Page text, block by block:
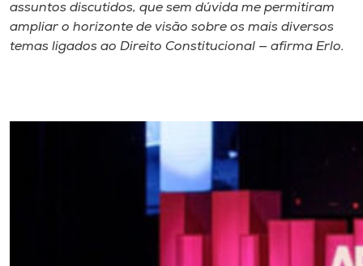
assuntos discutidos, que sem dúvida me permitiram
ampliar o horizonte de visão sobre os mais diversos
temas ligados ao Direito Constitucional — afirma Erlo.